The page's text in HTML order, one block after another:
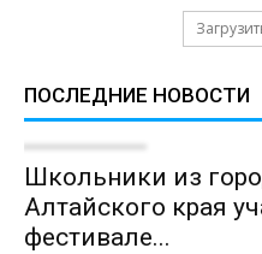
ПОСЛЕДНИЕ НОВОСТИ
Школьники из
Алтайского края
фестивале...